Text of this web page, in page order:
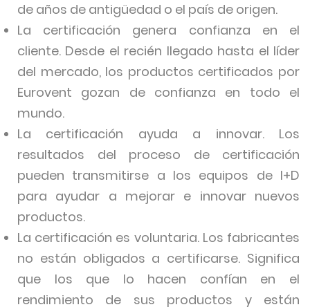
de años de antigüedad o el país de origen.
La certificación genera confianza en el
cliente. Desde el recién llegado hasta el líder
del mercado, los productos certificados por
Eurovent gozan de confianza en todo el
mundo.
La certificación ayuda a innovar. Los
resultados del proceso de certificación
pueden transmitirse a los equipos de I+D
para ayudar a mejorar e innovar nuevos
productos.
La certificación es voluntaria. Los fabricantes
no están obligados a certificarse. Significa
que los que lo hacen confían en el
rendimiento de sus productos y están